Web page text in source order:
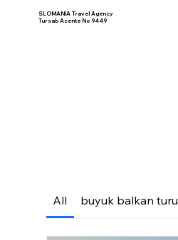
SLOMANIA Travel Agency
Tursab Acente No 9449
All buyuk balkan turu